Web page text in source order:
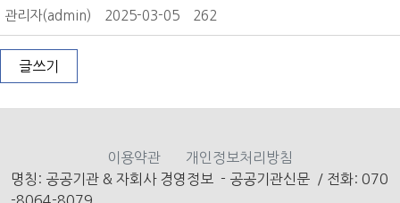
관리자(admin) 2025-03-05 262
글쓰기
이용약관
개인정보처리방침
명칭: 공공기관 & 자회사 경영정보 - 공공기관신문 / 전화: 070
-8064-8079